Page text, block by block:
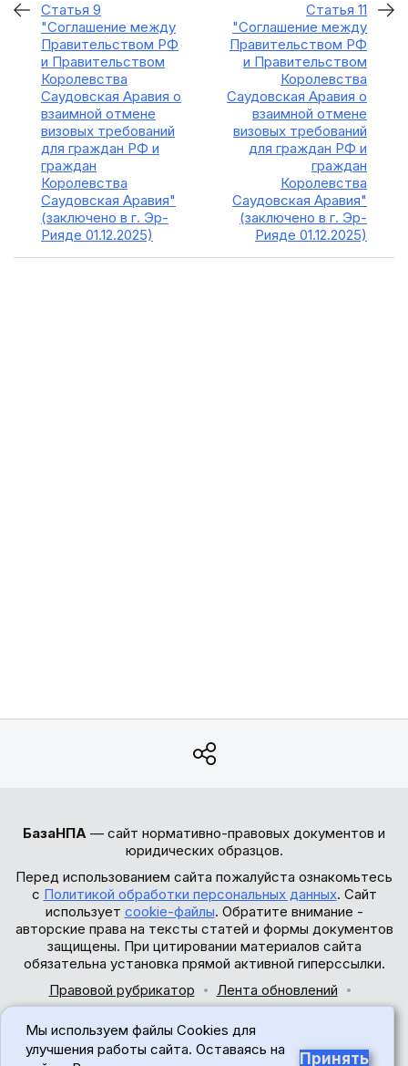
Статья 9
"Соглашение между
Правительством РФ
и Правительством
Королевства
Саудовская Аравия о
взаимной отмене
визовых требований
для граждан РФ и
граждан
Королевства
Саудовская Аравия"
(заключено в г. Эр-
Рияде 01.12.2025)
Статья 11
"Соглашение между
Правительством РФ
и Правительством
Королевства
Саудовская Аравия о
взаимной отмене
визовых требований
для граждан РФ и
граждан
Королевства
Саудовская Аравия"
(заключено в г. Эр-
Рияде 01.12.2025)
БазаНПА — сайт нормативно-правовых документов и
юридических образцов.
Перед использованием сайта пожалуйста ознакомьтесь
с Политикой обработки персональных данных. Сайт
использует cookie-файлы. Обратите внимание -
авторские права на тексты статей и формы документов
защищены. При цитировании материалов сайта
обязательна установка прямой активной гиперссылки.
Правовой рубрикатор
Лента обновлений
© 2017-2026
Мы используем файлы Cookies для
улучшения работы сайта. Оставаясь на
Принять